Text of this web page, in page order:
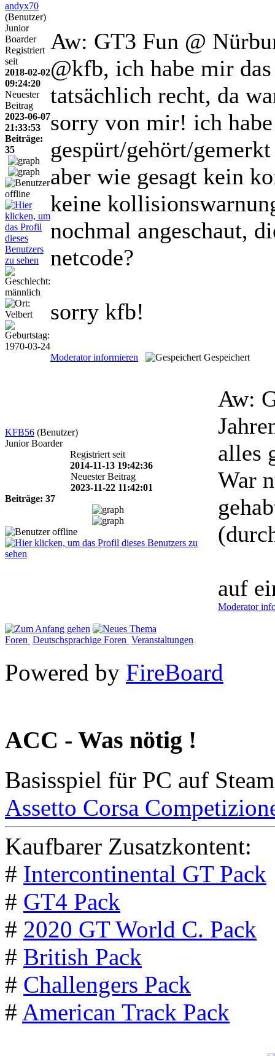
andyx70
(Benutzer)
Junior
Boarder
Registriert
seit
2018-02-02
09:24:20
Neuester
Beitrag
2023-06-07
21:33:53
Beiträge:
35
Aw: GT3 Fun @
@kfb, ich habe mir
tatsächlich recht, da
sorry von mir! ich
gespürt/gehört/
aber wie gesagt kein
keine
nochmal angeschaut,
netcode?
sorry kfb!
Moderator informieren Gespeichert
KFB56 (Benutzer)
Junior Boarder
Registriert seit
2014-11-13 19:42:36
Neuester Beitrag
2023-11-22 11:42:01
Beiträge: 37
Aw:
alles
War
auf
Moderator
Foren Deutschsprachige Foren Veranstaltungen
Powered by FireBoard
ACC - Was nötig !
Basisspiel für PC auf
Assetto Corsa
Kaufbarer Zusatzkontent:
# Intercontinental GT Pack
# GT4 Pack
# 2020 GT World C. Pack
# British Pack
# Challengers Pack
# American Track Pack